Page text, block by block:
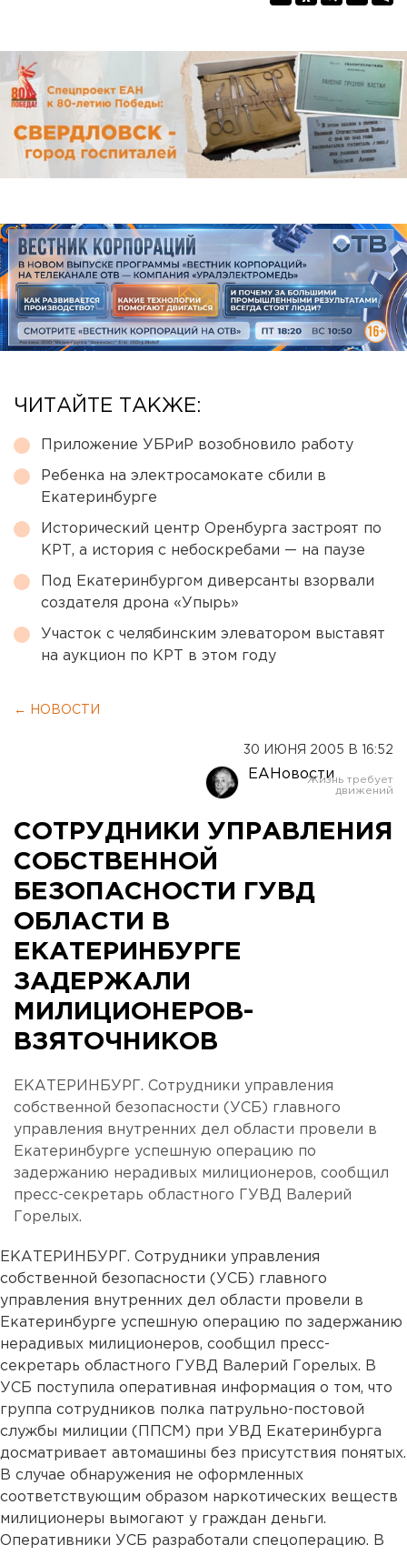
ЧИТАЙТЕ ТАКЖЕ:
Приложение УБРиР возобновило работу
Ребенка на электросамокате сбили в
Екатеринбурге
Исторический центр Оренбурга застроят по
КРТ, а история с небоскребами — на паузе
Под Екатеринбургом диверсанты взорвали
создателя дрона «Упырь»
Участок с челябинским элеватором выставят
на аукцион по КРТ в этом году
← НОВОСТИ
30 ИЮНЯ 2005 В 16:52
ЕАНовости
СОТРУДНИКИ УПРАВЛЕНИЯ
СОБСТВЕННОЙ
БЕЗОПАСНОСТИ ГУВД
ОБЛАСТИ В
ЕКАТЕРИНБУРГЕ
ЗАДЕРЖАЛИ
МИЛИЦИОНЕРОВ-
ВЗЯТОЧНИКОВ
ЕКАТЕРИНБУРГ. Сотрудники управления
собственной безопасности (УСБ) главного
управления внутренних дел области провели в
Екатеринбурге успешную операцию по
задержанию нерадивых милиционеров, сообщил
пресс-секретарь областного ГУВД Валерий
Горелых.
ЕКАТЕРИНБУРГ. Сотрудники управления
собственной безопасности (УСБ) главного
управления внутренних дел области провели в
Екатеринбурге успешную операцию по задержанию
нерадивых милиционеров, сообщил пресс-
секретарь областного ГУВД Валерий Горелых. В
УСБ поступила оперативная информация о том, что
группа сотрудников полка патрульно-постовой
службы милиции (ППСМ) при УВД Екатеринбурга
досматривает автомашины без присутствия понятых.
В случае обнаружения не оформленных
соответствующим образом наркотических веществ
милиционеры вымогают у граждан деньги.
Оперативники УСБ разработали спецоперацию. В